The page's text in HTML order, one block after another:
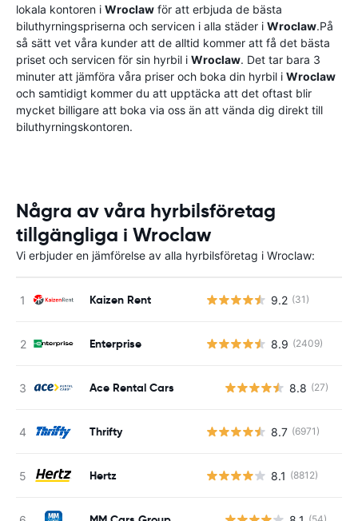
lokala kontoren i Wroclaw för att erbjuda de bästa
biluthyrningspriserna och servicen i alla städer i Wroclaw.På
så sätt vet våra kunder att de alltid kommer att få det bästa
priset och servicen för sin hyrbil i Wroclaw. Det tar bara 3
minuter att jämföra våra priser och boka din hyrbil i Wroclaw
och samtidigt kommer du att upptäcka att det oftast blir
mycket billigare att boka via oss än att vända dig direkt till
biluthyrningskontoren.
Några av våra hyrbilsföretag
tillgängliga i Wroclaw
Vi erbjuder en jämförelse av alla hyrbilsföretag i Wroclaw:
Kaizen Rent 9.2 (31)
Enterprise 8.9 (2409)
Ace Rental Cars 8.8 (27)
Thrifty 8.7 (6971)
Hertz 8.1 (8812)